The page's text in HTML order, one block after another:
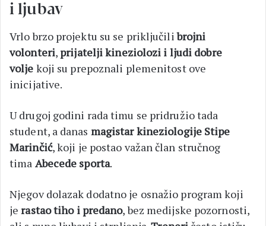
i ljubav
Vrlo brzo projektu su se priključilibrojni
volonteri,prijatelji kineziolozi i ljudi dobre
volje koji su prepoznali plemenitost ove
inicijative.
U drugoj godini rada timu se pridružio tada
student, a danas magistar kineziologije Stipe
Marinčić, koji je postao važan član stručnog
tima Abecede sporta.
Njegov dolazak dodatno je osnažio program koji
jerastao tiho i predano, bez medijske pozornosti,